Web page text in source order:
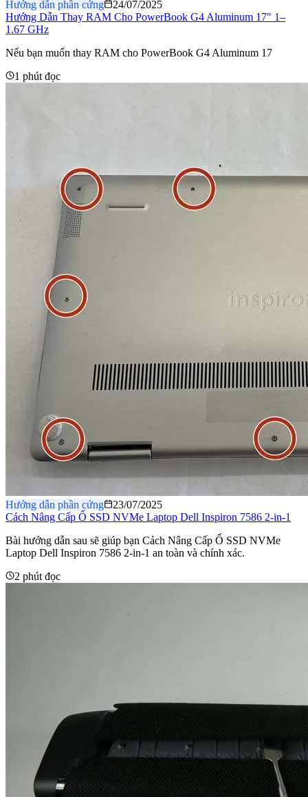
Hướng dẫn phần cứng
24/07/2025
Hướng Dẫn Thay RAM Cho PowerBook G4 Aluminum 17" 1–
1.67 GHz
Nếu bạn muốn thay RAM cho PowerBook G4 Aluminum 17
1 phút đọc
Hướng dẫn phần cứng
23/07/2025
Cách Nâng Cấp Ổ SSD NVMe Laptop Dell Inspiron 7586 2-in-1
Bài hướng dẫn sau sẽ giúp bạn Cách Nâng Cấp Ổ SSD NVMe
Laptop Dell Inspiron 7586 2-in-1 an toàn và chính xác.
2 phút đọc